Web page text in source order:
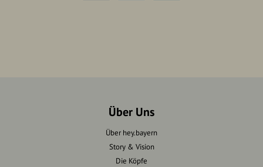
Über Uns
Über hey.bayern
Story & Vision
Die Köpfe